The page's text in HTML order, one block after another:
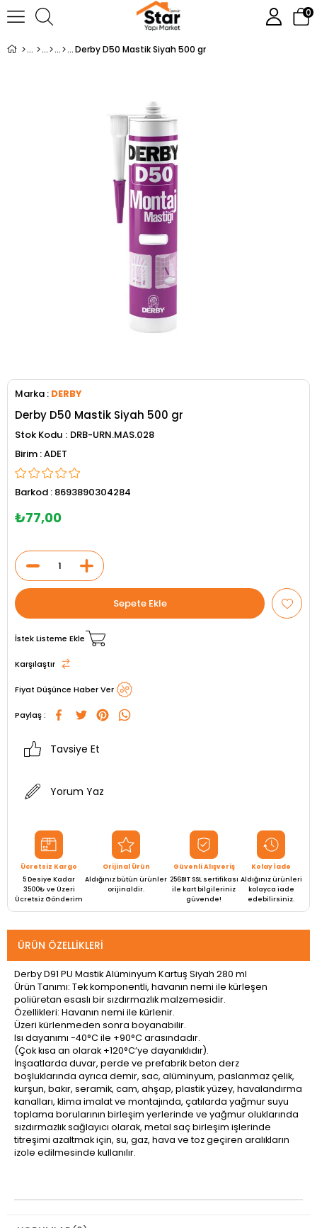
0
Derby D50 Mastik Siyah 500 gr
Marka : DERBY
Derby D50 Mastik Siyah 500 gr
Stok Kodu
DRB-URN.MAS.028
ADET
Barkod : 8693890304284
₺77,00
İstek Listeme Ekle
Karşılaştır
Fiyat Düşünce Haber Ver
Paylaş :
Tavsiye Et
Yorum Yaz
Ücretsiz Kargo
5 Desiye Kadar
3500₺ ve Üzeri
Ücretsiz Gönderim
Orijinal Ürün
Aldığınız bütün ürünler
orijinaldir.
Güvenli Alışveriş
256BIT SSL sertifikası
ile kart bilgileriniz
güvende!
Kolay İade
Aldığınız ürünleri
kolayca iade
edebilirsiniz.
ÜRÜN ÖZELLIKLERI
Derby D91 PU Mastik Alüminyum Kartuş Siyah 280 ml
Ürün Tanımı: Tek komponentli, havanın nemi ile kürleşen
poliüretan esaslı bir sızdırmazlık malzemesidir.
Özellikleri: Havanın nemi ile kürlenir.
Üzeri kürlenmeden sonra boyanabilir.
Isı dayanımı -40°C ile +90°C arasındadır.
(Çok kısa an olarak +120°C’ye dayanıklıdır).
İnşaatlarda duvar, perde ve prefabrik beton derz
boşluklarında ayrıca demir, sac, alüminyum, paslanmaz çelik,
kurşun, bakır, seramik, cam, ahşap, plastik yüzey, havalandırma
kanalları, klima imalat ve montajında, çatılarda yağmur suyu
toplama borularının birleşim yerlerinde ve yağmur oluklarında
sızdırmazlık sağlayıcı olarak, metal saç birleşim işlerinde
titreşimi azaltmak için, su, gaz, hava ve toz geçiren aralıkların
izole edilmesinde kullanılır.